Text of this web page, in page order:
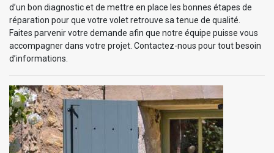
d’un bon diagnostic et de mettre en place les bonnes étapes de
réparation pour que votre volet retrouve sa tenue de qualité.
Faites parvenir votre demande afin que notre équipe puisse vous
accompagner dans votre projet. Contactez-nous pour tout besoin
d’informations.